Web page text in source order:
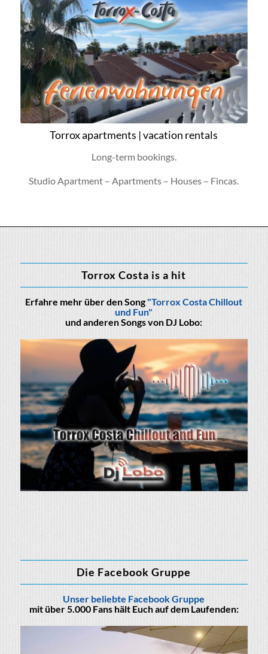
Torrox apartments | vacation rentals
Long-term bookings.
Studio Apartment – Apartments – Houses – Fincas.
Torrox Costa is a hit
Erfahre mehr über den Song"Torrox Costa Chillout
und Fun"
und anderen Songs von DJ Lobo:
Die Facebook Gruppe
Unser beliebte Facebook Gruppe
mit über 5.000 Fans hält Euch auf dem Laufenden: